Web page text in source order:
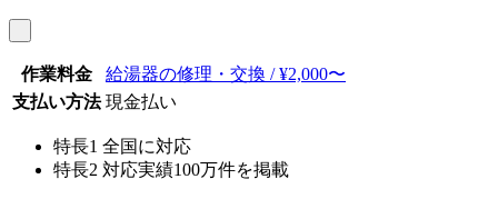
作業料金
給湯器の修理・交換 / ¥2,000〜
支払い方法 現金払い
特長1 全国に対応
特長2 対応実績100万件を掲載